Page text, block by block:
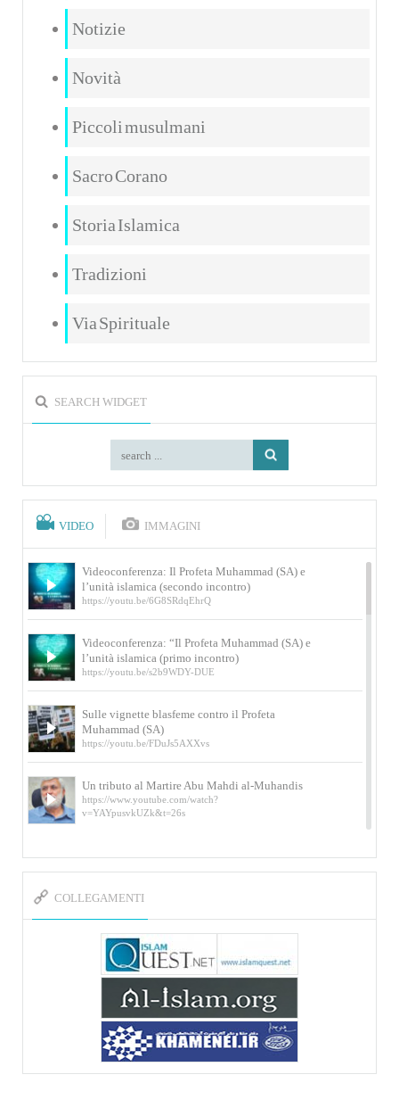
Notizie
Novità
Piccoli musulmani
Sacro Corano
Storia Islamica
Tradizioni
Via Spirituale
SEARCH WIDGET
VIDEO IMMAGINI
Videoconferenza: Il Profeta Muhammad (SA) e
l’unità islamica (secondo incontro)
https://youtu.be/6G8SRdqEhrQ
Videoconferenza: “Il Profeta Muhammad (SA) e
l’unità islamica (primo incontro)
https://youtu.be/s2b9WDY-DUE
Sulle vignette blasfeme contro il Profeta
Muhammad (SA)
https://youtu.be/FDuJs5AXXvs
Un tributo al Martire Abu Mahdi al-Muhandis
https://www.youtube.com/watch?
v=YAYpusvkUZk&t=26s
L’Abluzione rituale (wudu) secondo l’Imam Alì
e l’Imam Khomeini
della figlia di un martire
https://www.youtube.com/watch?
v=-5nPSxbf9l0&t=103s
Sheykh Abbas Di Palma sui martiri Qassem
Soleimani e Abu Mahdi Al-Muhandis
https://youtu.be/Y6SIP2PIht4 Video del discorso tenuto
dallo Sheykh Abbas Di Palma in ...
COLLEGAMENTI